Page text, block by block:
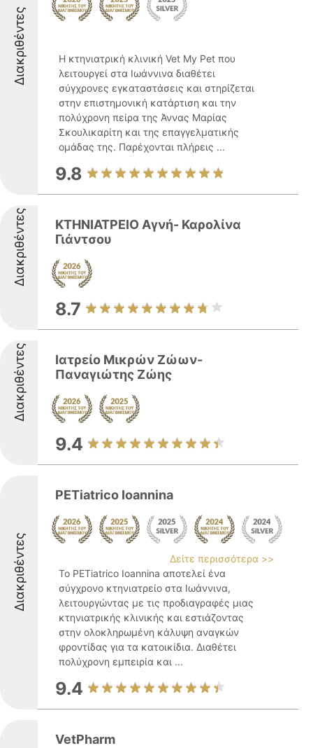
Διακριθέντες
Η κτηνιατρική κλινική Vet My Pet που
λειτουργεί στα Ιωάννινα διαθέτει
σύγχρονες εγκαταστάσεις και στηρίζεται
στην επιστημονική κατάρτιση και την
πολύχρονη πείρα της Άννας Μαρίας
Σκουλικαρίτη και της επαγγελματικής
ομάδας της. Παρέχονται πλήρεις ...
9.8
Διακριθέντες
ΚΤΗΝΙΑΤΡΕΙΟ Αγνή- Καρολίνα
Γιάντσου
8.7
Διακριθέντες
Ιατρείο Μικρών Ζώων-
Παναγιώτης Ζώης
9.4
Διακριθέντες
PETiatrico Ioannina
Δείτε περισσότερα >>
Το PETiatrico Ioannina αποτελεί ένα
σύγχρονο κτηνιατρείο στα Ιωάννινα,
λειτουργώντας με τις προδιαγραφές μιας
κτηνιατρικής κλινικής και εστιάζοντας
στην ολοκληρωμένη κάλυψη αναγκών
φροντίδας για τα κατοικίδια. Διαθέτει
πολύχρονη εμπειρία και ...
9.4
VetPharm